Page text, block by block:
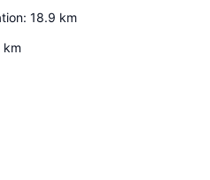
: 18.9 km
km